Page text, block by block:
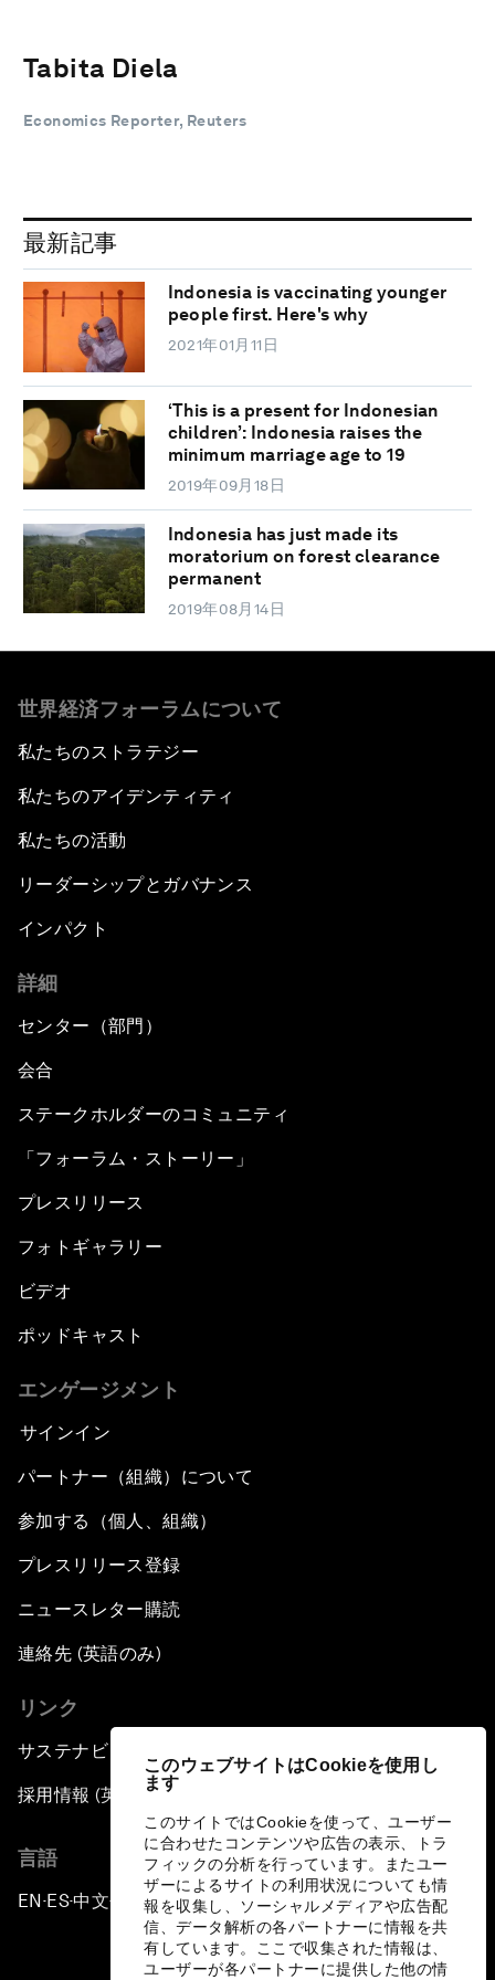
このウェブサイトはCookieを使用し
ます
このサイトではCookieを使って、ユーザー
に合わせたコンテンツや広告の表示、トラ
フィックの分析を行っています。またユー
ザーによるサイトの利用状況についても情
報を収集し、ソーシャルメディアや広告配
信、データ解析の各パートナーに情報を共
有しています。ここで収集された情報は、
ユーザーが各パートナーに提供した他の情
Tabita Diela
Economics Reporter, Reuters
最新記事
Indonesia is vaccinating younger
people first. Here's why
2021年01月11日
‘This is a present for Indonesian
children’: Indonesia raises the
minimum marriage age to 19
2019年09月18日
Indonesia has just made its
moratorium on forest clearance
permanent
2019年08月14日
世界経済フォーラムについて
私たちのストラテジー
私たちのアイデンティティ
私たちの活動
リーダーシップとガバナンス
インパクト
詳細
センター（部門）
会合
ステークホルダーのコミュニティ
「フォーラム・ストーリー」
プレスリリース
フォトギャラリー
ビデオ
ポッドキャスト
エンゲージメント
サインイン
パートナー（組織）について
参加する（個人、組織）
プレスリリース登録
ニュースレター購読
連絡先 (英語のみ)
リンク
サステナビリティへの取り組み
採用情報 (英語のみ)
言語
EN ▪ES▪中文▪ 日本語